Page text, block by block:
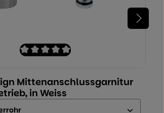
Mittenanschlussgarnitur
in Weiss